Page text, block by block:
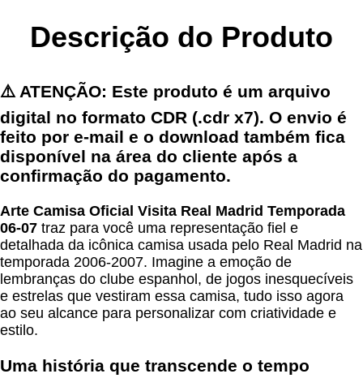
Descrição do Produto
⚠️ ATENÇÃO: Este produto é um arquivo
digital no formato CDR (.cdr x7). O envio é
feito por e-mail e o download também fica
disponível na área do cliente após a
confirmação do pagamento.
Arte Camisa Oficial Visita Real Madrid Temporada
06-07 traz para você uma representação fiel e
detalhada da icônica camisa usada pelo Real Madrid na
temporada 2006-2007. Imagine a emoção de
lembranças do clube espanhol, de jogos inesquecíveis
e estrelas que vestiram essa camisa, tudo isso agora
ao seu alcance para personalizar com criatividade e
estilo.
Uma história que transcende o tempo